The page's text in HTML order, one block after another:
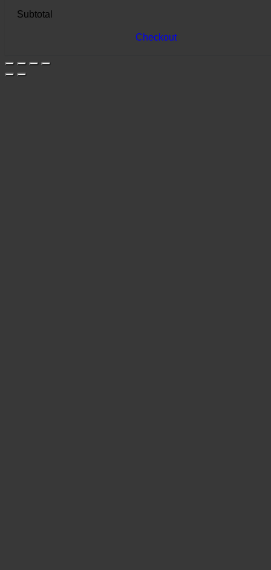
Subtotal
Checkout